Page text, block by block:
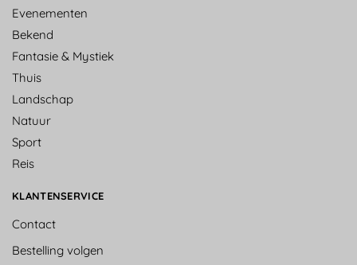
Evenementen
Bekend
Fantasie & Mystiek
Thuis
Landschap
Natuur
Sport
Reis
KLANTENSERVICE
Contact
Bestelling volgen